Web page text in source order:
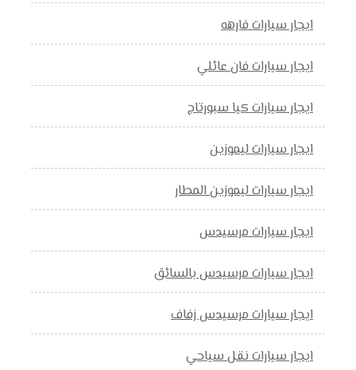
ايجار سيارات فارهه
ايجار سيارات فان عائلي
ايجار سيارات كيا سبورتاج
ايجار سيارات ليموزين
ايجار سيارات ليموزين المطار
ايجار سيارات مرسيدس
ايجار سيارات مرسيدس بالسائق
ايجار سيارات مرسيدس زفاف
ايجار سيارات نقل سياحي